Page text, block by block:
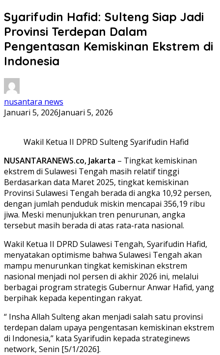
Syarifudin Hafid: Sulteng Siap Jadi
Provinsi Terdepan Dalam
Pengentasan Kemiskinan Ekstrem di
Indonesia
nusantara news
Januari 5, 2026Januari 5, 2026
Wakil Ketua II DPRD Sulteng Syarifudin Hafid
NUSANTARANEWS.co, Jakarta – Tingkat kemiskinan
ekstrem di Sulawesi Tengah masih relatif tinggi
Berdasarkan data Maret 2025, tingkat kemiskinan
Provinsi Sulawesi Tengah berada di angka 10,92 persen,
dengan jumlah penduduk miskin mencapai 356,19 ribu
jiwa. Meski menunjukkan tren penurunan, angka
tersebut masih berada di atas rata-rata nasional.
Wakil Ketua II DPRD Sulawesi Tengah, Syarifudin Hafid,
menyatakan optimisme bahwa Sulawesi Tengah akan
mampu menurunkan tingkat kemiskinan ekstrem
nasional menjadi nol persen di akhir 2026 ini, melalui
berbagai program strategis Gubernur Anwar Hafid, yang
berpihak kepada kepentingan rakyat.
“ Insha Allah Sulteng akan menjadi salah satu provinsi
terdepan dalam upaya pengentasan kemiskinan ekstrem
di Indonesia,” kata Syarifudin kepada strateginews
network, Senin [5/1/2026].